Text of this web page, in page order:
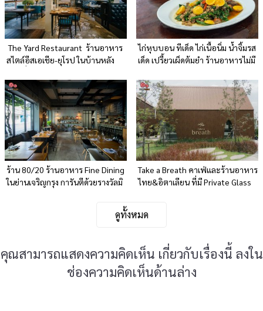
The Yard Restaurant ร้านอาหาร
สไตล์อีสเอเชีย-ยุโรป ในบ้านหลัง
ไก่หุบบอน ทีเด็ด ไก่เนื้อนิ่ม น้ำจิ้มรส
เด็ด เปรี้ยวเผ็ดต้มยำ ร้านอาหารไม่มี
ร้าน 80/20 ร้านอาหาร Fine Dining
ในย่านเจริญกรุง การันตีด้วยรางวัลมิ
Take a Breath คาเฟ่และร้านอาหาร
ไทย&อิตาเลียน ที่มี Private Glass
ดูทั้งหมด
คุณสามารถแสดงความคิดเห็น เกี่ยวกับเรื่องนี้ ลงใน
ช่องความคิดเห็นด้านล่าง